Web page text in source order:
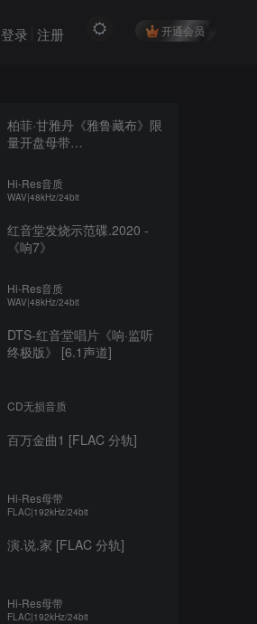
开通会员
登录 注册
柏菲·甘雅丹《雅鲁藏布》限
量开盘母带
Hi-Res音质
WAV|48kHz/24bit
红音堂发烧示范碟.2020 -
《响7》
Hi-Res音质
WAV|48kHz/24bit
DTS-红音堂唱片《响·监听
终极版》 [6.1声道]
CD无损音质
百万金曲1 [FLAC 分轨]
Hi-Res母带
FLAC|192kHz/24bit
演.说.家 [FLAC 分轨]
Hi-Res母带
FLAC|192kHz/24bit